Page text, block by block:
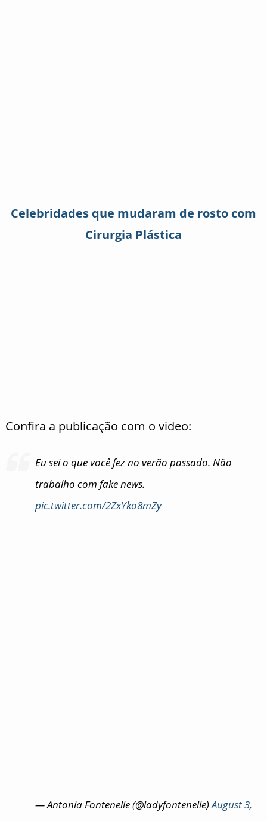
Celebridades que mudaram de rosto com
Cirurgia Plástica
Confira a publicação com o video:
Eu sei o que você fez no verão passado. Não
trabalho com fake news.
pic.twitter.com/2ZxYko8mZy
— Antonia Fontenelle (@ladyfontenelle)August 3,